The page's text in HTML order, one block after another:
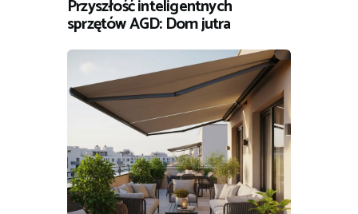
Przyszłość inteligentnych
sprzętów AGD: Dom jutra